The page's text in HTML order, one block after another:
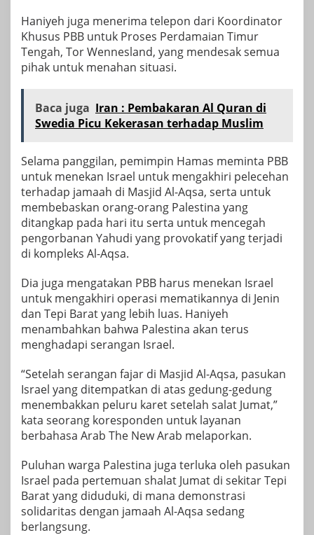
Haniyeh juga menerima telepon dari Koordinator
Khusus PBB untuk Proses Perdamaian Timur
Tengah, Tor Wennesland, yang mendesak semua
pihak untuk menahan situasi.
Baca juga Iran : Pembakaran Al Quran di
Swedia Picu Kekerasan terhadap Muslim
Selama panggilan, pemimpin Hamas meminta PBB
untuk menekan Israel untuk mengakhiri pelecehan
terhadap jamaah di Masjid Al-Aqsa, serta untuk
membebaskan orang-orang Palestina yang
ditangkap pada hari itu serta untuk mencegah
pengorbanan Yahudi yang provokatif yang terjadi
di kompleks Al-Aqsa.
Dia juga mengatakan PBB harus menekan Israel
untuk mengakhiri operasi mematikannya di Jenin
dan Tepi Barat yang lebih luas. Haniyeh
menambahkan bahwa Palestina akan terus
menghadapi serangan Israel.
“Setelah serangan fajar di Masjid Al-Aqsa, pasukan
Israel yang ditempatkan di atas gedung-gedung
menembakkan peluru karet setelah salat Jumat,”
kata seorang koresponden untuk layanan
berbahasa Arab The New Arab melaporkan.
Puluhan warga Palestina juga terluka oleh pasukan
Israel pada pertemuan shalat Jumat di sekitar Tepi
Barat yang diduduki, di mana demonstrasi
solidaritas dengan jamaah Al-Aqsa sedang
berlangsung.